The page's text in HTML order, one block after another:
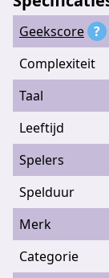
Geekscore ?
Complexiteit
Taal
Leeftijd
Spelers
Spelduur
Merk
Categorie